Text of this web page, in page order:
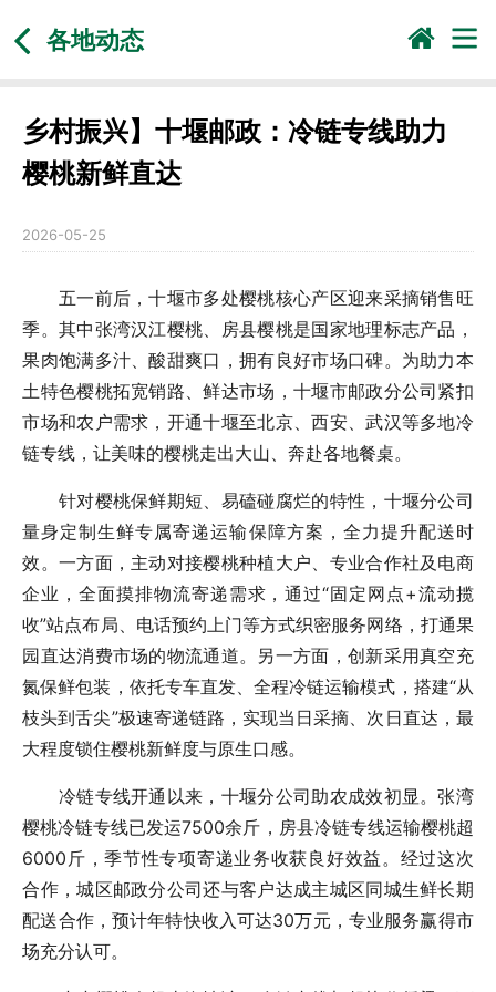
各地动态
乡村振兴】十堰邮政：冷链专线助力
樱桃新鲜直达
2026-05-25
五一前后，十堰市多处樱桃核心产区迎来采摘销售旺
季。其中张湾汉江樱桃、房县樱桃是国家地理标志产品，
果肉饱满多汁、酸甜爽口，拥有良好市场口碑。为助力本
土特色樱桃拓宽销路、鲜达市场，十堰市邮政分公司紧扣
市场和农户需求，开通十堰至北京、西安、武汉等多地冷
链专线，让美味的樱桃走出大山、奔赴各地餐桌。
针对樱桃保鲜期短、易磕碰腐烂的特性，十堰分公司
量身定制生鲜专属寄递运输保障方案，全力提升配送时
效。一方面，主动对接樱桃种植大户、专业合作社及电商
企业，全面摸排物流寄递需求，通过“固定网点+流动揽
收”站点布局、电话预约上门等方式织密服务网络，打通果
园直达消费市场的物流通道。另一方面，创新采用真空充
氮保鲜包装，依托专车直发、全程冷链运输模式，搭建“从
枝头到舌尖”极速寄递链路，实现当日采摘、次日直达，最
大程度锁住樱桃新鲜度与原生口感。
冷链专线开通以来，十堰分公司助农成效初显。张湾
樱桃冷链专线已发运7500余斤，房县冷链专线运输樱桃超
6000斤，季节性专项寄递业务收获良好效益。经过这次
合作，城区邮政分公司还与客户达成主城区同城生鲜长期
配送合作，预计年特快收入可达30万元，专业服务赢得市
场充分认可。